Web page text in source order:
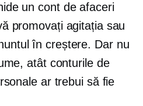
un cont de afaceri
promovați agitația sau
în creștere. Dar nu
atât conturile de
ar trebui să fie